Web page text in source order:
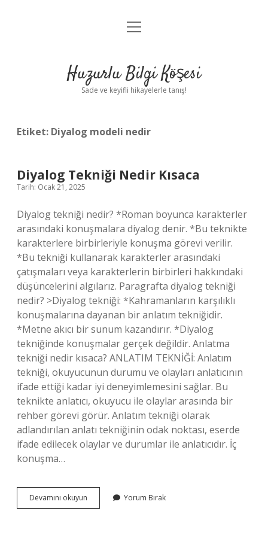
Anasayfa
Yasal Uyarı
menüyü
Huzurlu Bilgi Köşesi
Sade ve keyifli hikayelerle tanış!
Etiket: Diyalog modeli nedir
Diyalog Tekniği Nedir Kısaca
Tarih: Ocak 21, 2025
Diyalog tekniği nedir? *Roman boyunca karakterler
arasındaki konuşmalara diyalog denir. *Bu teknikte
karakterlere birbirleriyle konuşma görevi verilir.
*Bu tekniği kullanarak karakterler arasındaki
çatışmaları veya karakterlerin birbirleri hakkındaki
düşüncelerini algılarız. Paragrafta diyalog tekniği
nedir? >Diyalog tekniği: *Kahramanların karşılıklı
konuşmalarına dayanan bir anlatım tekniğidir.
*Metne akıcı bir sunum kazandırır. *Diyalog
tekniğinde konuşmalar gerçek değildir. Anlatma
tekniği nedir kısaca? ANLATIM TEKNİĞİ: Anlatım
tekniği, okuyucunun durumu ve olayları anlatıcının
ifade ettiği kadar iyi deneyimlemesini sağlar. Bu
teknikte anlatıcı, okuyucu ile olaylar arasında bir
rehber görevi görür. Anlatım tekniği olarak
adlandırılan anlatı tekniğinin odak noktası, eserde
ifade edilecek olaylar ve durumlar ile anlatıcıdır. İç
konuşma…
Devamını okuyun
Tekniği
Yorum Bırak